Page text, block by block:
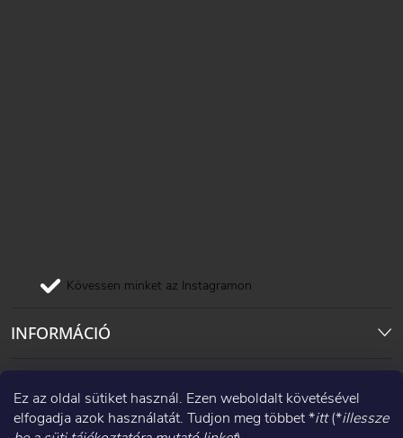
Ez az oldal sütiket használ. Ezen weboldalt követésével
elfogadja azok használatát. Tudjon meg többet *itt(*illessze
Kövessen minket az Instagramon
INFORMÁCIÓ
Facebook